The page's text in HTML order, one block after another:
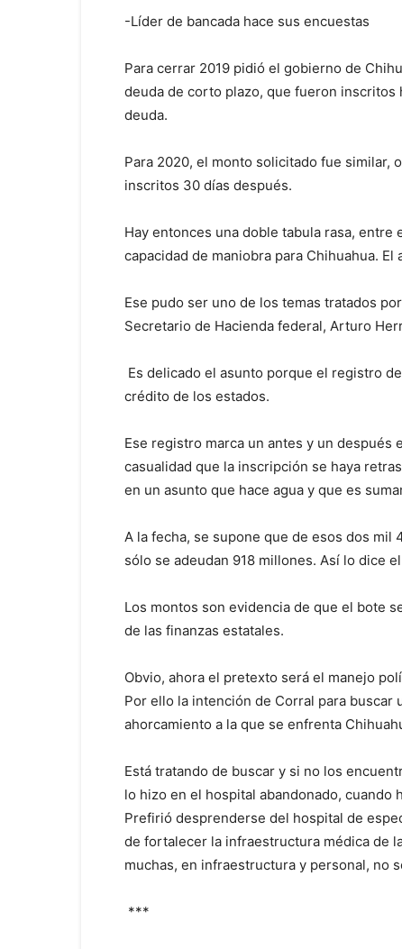
-Líder de bancada hace sus encuestas
Para cerrar 2019 pidió el gobierno de
deuda de corto plazo, que fueron
deuda.
Para 2020, el monto solicitado fue similar,
inscritos 30 días después.
Hay entonces una doble tabula rasa, entre
capacidad de maniobra para Chihuahua.
Ese pudo ser uno de los temas tratados
Secretario de Hacienda federal, Arturo
Es delicado el asunto porque el registro
crédito de los estados.
Ese registro marca un antes y un después
casualidad que la inscripción se haya
en un asunto que hace agua y que es
A la fecha, se supone que de esos dos
sólo se adeudan 918 millones. Así lo dice
Los montos son evidencia de que el bote
de las finanzas estatales.
Obvio, ahora el pretexto será el manejo
Por ello la intención de Corral para
ahorcamiento a la que se enfrenta
Está tratando de buscar y si no los
lo hizo en el hospital abandonado,
Prefirió desprenderse del hospital de
de fortalecer la infraestructura médica de
muchas, en infraestructura y personal, no
***